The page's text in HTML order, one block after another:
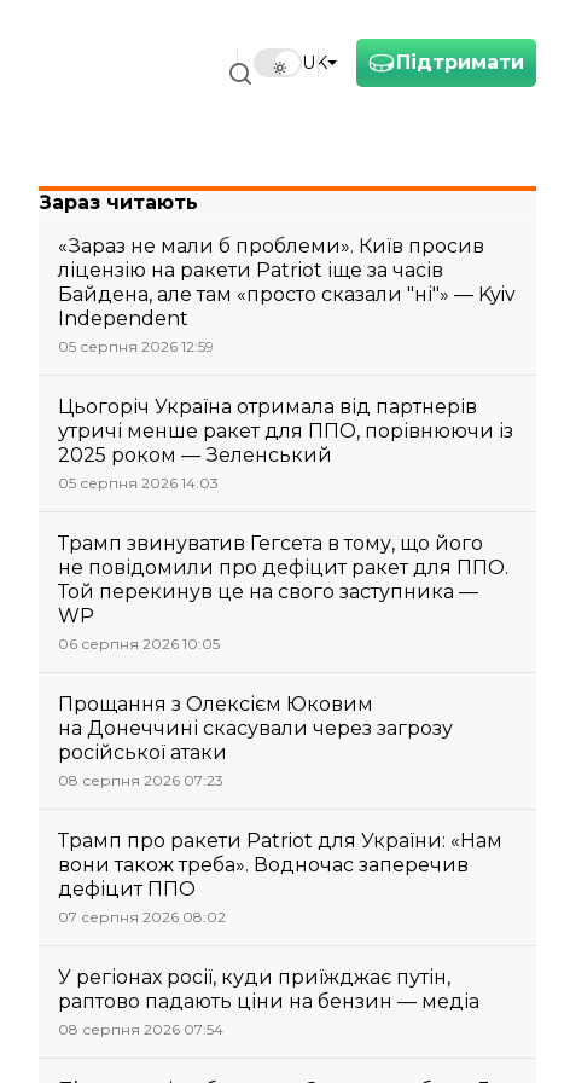
Підтримати
UK
Зараз читають
«Зараз не мали б проблеми». Київ просив
ліцензію на ракети Patriot іще за часів
Байдена, але там «просто сказали "ні"» — Kyiv
Independent
05 серпня 2026 12:59
Цьогоріч Україна отримала від партнерів
утричі менше ракет для ППО, порівнюючи із
2025 роком — Зеленський
05 серпня 2026 14:03
Трамп звинуватив Гегсета в тому, що його
не повідомили про дефіцит ракет для ППО.
Той перекинув це на свого заступника —
WP
06 серпня 2026 10:05
Прощання з Олексієм Юковим
на Донеччині скасували через загрозу
російської атаки
08 серпня 2026 07:23
Трамп про ракети Patriot для України: «Нам
вони також треба». Водночас заперечив
дефіцит ППО
07 серпня 2026 08:02
У регіонах росії, куди приїжджає путін,
раптово падають ціни на бензин — медіа
08 серпня 2026 07:54